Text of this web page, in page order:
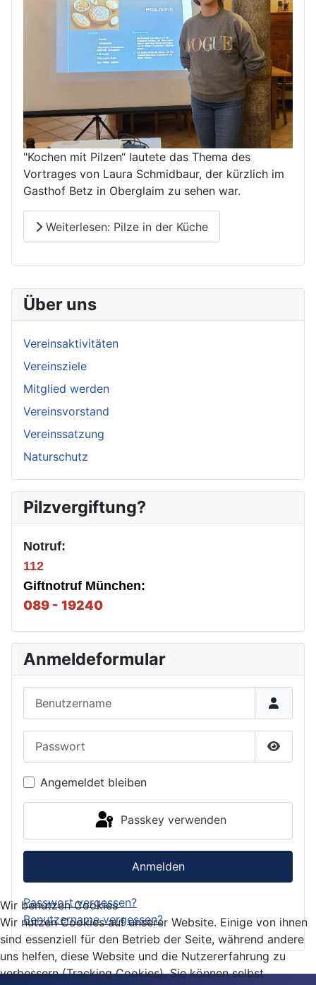
Über uns
Vereinsaktivitäten
Vereinsziele
Mitglied werden
Vereinsvorstand
Vereinssatzung
Naturschutz
Pilzvergiftung?
Notruf:
112
Giftnotruf München:
089 - 19240
Anmeldeformular
Angemeldet bleiben
Passkey verwenden
Anmelden
Passwort vergessen?
Benutzername vergessen?
"Kochen mit Pilzen“ lautete das Thema des
Vortrages von Laura Schmidbaur, der kürzlich im
Gasthof Betz in Oberglaim zu sehen war.
Weiterlesen: Pilze in der Küche
Wir benutzen Cookies
Wir nutzen Cookies auf unserer Website. Einige von ihnen
sind essenziell für den Betrieb der Seite, während andere
uns helfen, diese Website und die Nutzererfahrung zu
verbessern (Tracking Cookies). Sie können selbst